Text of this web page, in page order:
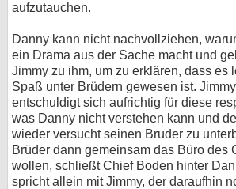
aufzutauchen.
Danny kann nicht nachvollziehen,
ein Drama aus der Sache macht und
Jimmy zu ihm, um zu erklären, dass es
Spaß unter Brüdern gewesen ist.
entschuldigt sich aufrichtig für diese
was Danny nicht verstehen kann und
wieder versucht seinen Bruder zu
Brüder dann gemeinsam das Büro des
wollen, schließt Chief Boden hinter
spricht allein mit Jimmy, der daraufhin